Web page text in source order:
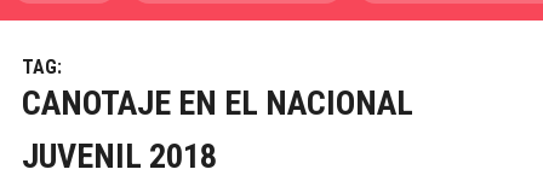
TAG:
CANOTAJE EN EL NACIONAL
JUVENIL 2018